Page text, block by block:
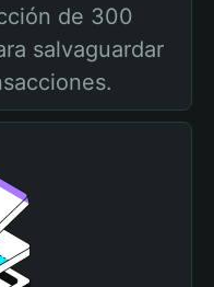
de 300
salvaguardar